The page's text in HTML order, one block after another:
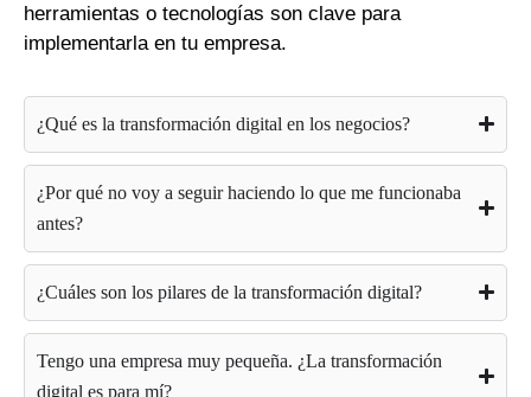
herramientas o tecnologías son clave para
implementarla en tu empresa.
¿Qué es la transformación digital en los negocios?
¿Por qué no voy a seguir haciendo lo que me funcionaba
antes?
¿Cuáles son los pilares de la transformación digital?
Tengo una empresa muy pequeña. ¿La transformación
digital es para mí?